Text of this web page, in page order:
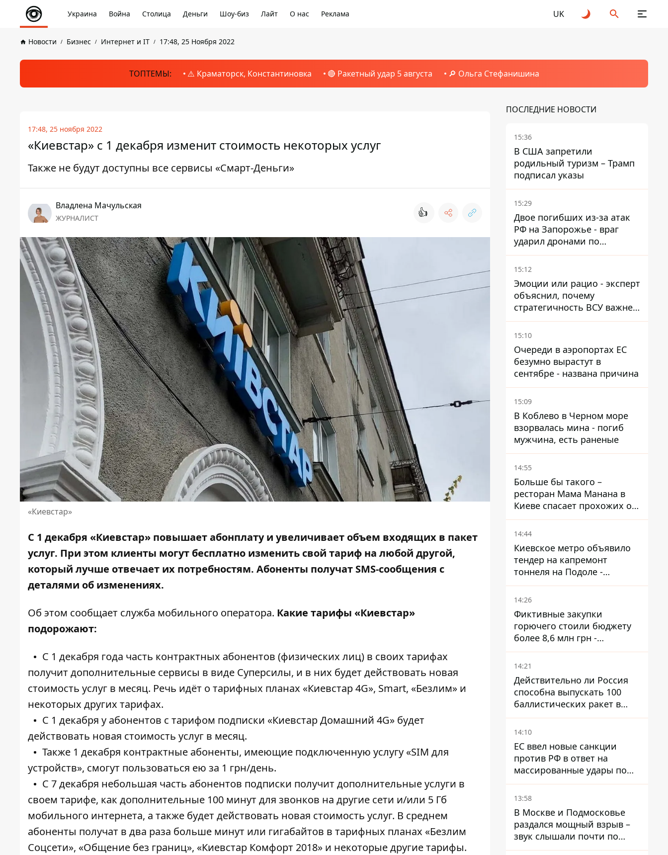
Украина Война Столица Деньги Шоу-биз Лайт О нас Реклама UK
Новости Бизнес Интернет и IT 17:48, 25 Ноября 2022
ТОПТЕМЫ: ⚠️ Краматорск, Константиновка 🔴 Ракетный удар 5 августа 🔎 Ольга Стефанишина
17:48, 25 ноября 2022
«Киевстар» с 1 декабря изменит стоимость некоторых услуг
Также не будут доступны все сервисы «Смарт-Деньги»
Владлена Мачульская
ЖУРНАЛИСТ 👍
«Киевстар»
С 1 декабря «Киевстар» повышает абонплату и увеличивает объем входящих в пакет
услуг. При этом клиенты могут бесплатно изменить свой тариф на любой другой,
который лучше отвечает их потребностям. Абоненты получат SMS-сообщения с
деталями об изменениях.
Об этом сообщает служба мобильного оператора. Какие тарифы «Киевстар»
подорожают:
С 1 декабря года часть контрактных абонентов (физических лиц) в своих тарифах
получит дополнительные сервисы в виде Суперсилы, и в них будет действовать новая
стоимость услуг в месяц. Речь идёт о тарифных планах «Киевстар 4G», Smart, «Безлим» и
некоторых других тарифах.
С 1 декабря у абонентов с тарифом подписки «Киевстар Домашний 4G» будет
действовать новая стоимость услуг в месяц.
Также 1 декабря контрактные абоненты, имеющие подключенную услугу «SIM для
устройств», смогут пользоваться ею за 1 грн/день.
С 7 декабря небольшая часть абонентов подписки получит дополнительные услуги в
своем тарифе, как дополнительные 100 минут для звонков на другие сети и/или 5 Гб
мобильного интернета, а также будет действовать новая стоимость услуг. В среднем
абоненты получат в два раза больше минут или гигабайтов в тарифных планах «Безлим
Соцсети», «Общение без границ», «Киевстар Комфорт 2018» и некоторые другие тарифы.
ПОСЛЕДНИЕ НОВОСТИ
15:36
В США запретили
родильный туризм – Трамп
подписал указы
15:29
Двое погибших из-за атак
РФ на Запорожье - враг
ударил дронами по
автомобилю и поселку
15:12
Эмоции или рацио - эксперт
объяснил, почему
стратегичность ВСУ важнее
эмоциональных атак РФ
15:10
Очереди в аэропортах ЕС
безумно вырастут в
сентябре - названа причина
15:09
В Коблево в Черном море
взорвалась мина - погиб
мужчина, есть раненые
14:55
Больше бы такого –
ресторан Мама Манана в
Киеве спасает прохожих от
жары
14:44
Киевское метро объявило
тендер на капремонт
тоннеля на Подоле -
продлится почти два года
14:26
Фиктивные закупки
горючего стоили бюджету
более 8,6 млн грн -
предприятие возместило
убытки
14:21
Действительно ли Россия
способна выпускать 100
баллистических ракет в
месяц и что с этим делать
14:10
ЕС ввел новые санкции
против РФ в ответ на
массированные удары по
Украине - Каллас раскрыла
детали
13:58
В Москве и Подмосковье
раздался мощный взрыв –
звук слышали почти по
всей области